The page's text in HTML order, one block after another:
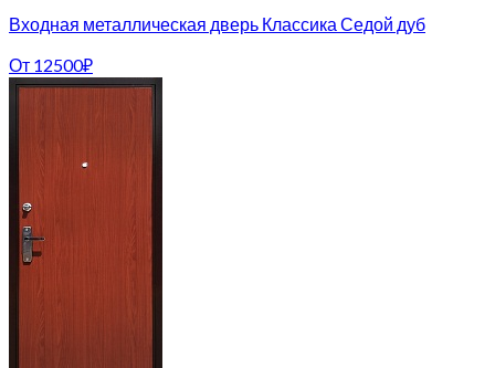
Входная металлическая дверь Классика Седой дуб
От 12500₽